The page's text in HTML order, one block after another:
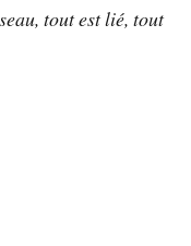
tout est lié, tout